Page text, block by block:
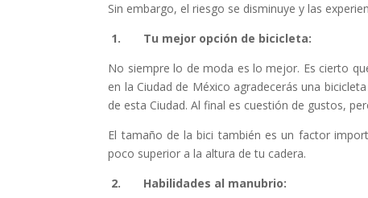
Sin embargo, el riesgo se disminuye y las
1. Tu mejor opción de bicicleta:
No siempre lo de moda es lo mejor. Es cierto
en la Ciudad de México agradecerás una
de esta Ciudad. Al final es cuestión de gustos,
El tamaño de la bici también es un factor
poco superior a la altura de tu cadera.
2. Habilidades al manubrio: